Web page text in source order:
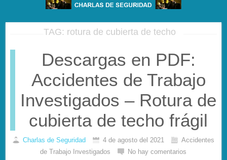
TAG: rotura de cubierta de techo
Descargas en PDF:
Accidentes de Trabajo
Investigados – Rotura de
cubierta de techo frágil
Charlas de Seguridad 4 de agosto del 2021
Accidentes
de Trabajo Investigados
No hay comentarios